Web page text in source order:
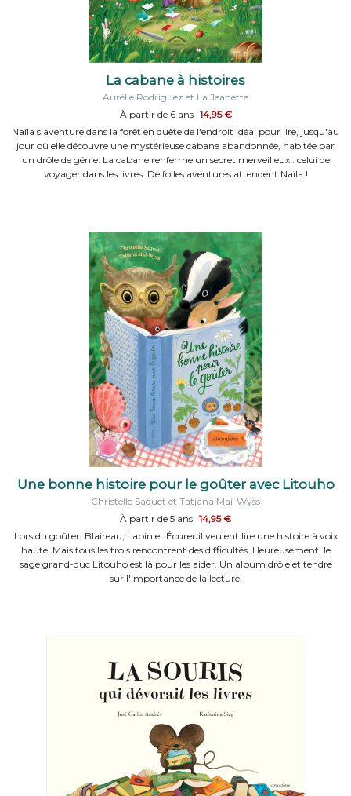
La cabane à histoires
Aurélie Rodriguez et La Jeanette
À partir de 6 ans 14,95 €
Naïla s'aventure dans la forêt en quête de l'endroit idéal pour lire, jusqu'au
jour où elle découvre une mystérieuse cabane abandonnée, habitée par
un drôle de génie. La cabane renferme un secret merveilleux : celui de
voyager dans les livres. De folles aventures attendent Naïla !
Une bonne histoire pour le goûter avec Litouho
Christelle Saquet et Tatjana Mai-Wyss
À partir de 5 ans 14,95 €
Lors du goûter, Blaireau, Lapin et Écureuil veulent lire une histoire à voix
haute. Mais tous les trois rencontrent des difficultés. Heureusement, le
sage grand-duc Litouho est là pour les aider. Un album drôle et tendre
sur l'importance de la lecture.